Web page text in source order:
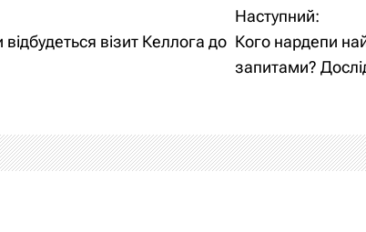
візит Келлога до
Наступний:
Кого нардепи
запитами?